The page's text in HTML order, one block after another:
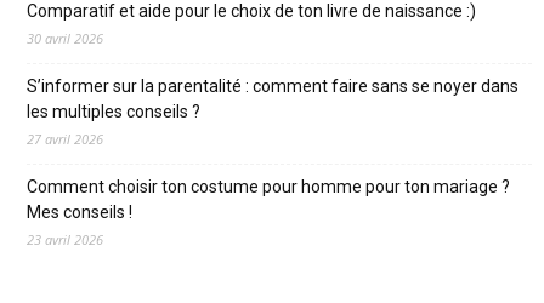
Comparatif et aide pour le choix de ton livre de naissance :)
30 avril 2026
S’informer sur la parentalité : comment faire sans se noyer dans
les multiples conseils ?
27 avril 2026
Comment choisir ton costume pour homme pour ton mariage ?
Mes conseils !
23 avril 2026